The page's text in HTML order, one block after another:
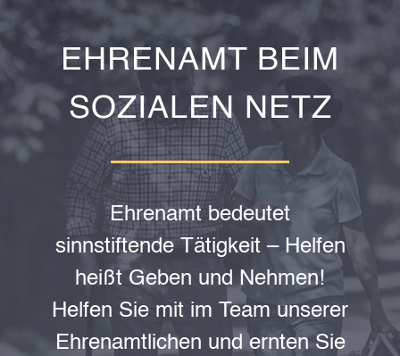
EHRENAMT BEIM
SOZIALEN NETZ
Ehrenamt bedeutet
sinnstiftende Tätigkeit – Helfen
heißt Geben und Nehmen!
Helfen Sie mit im Team unserer
Ehrenamtlichen und ernten Sie